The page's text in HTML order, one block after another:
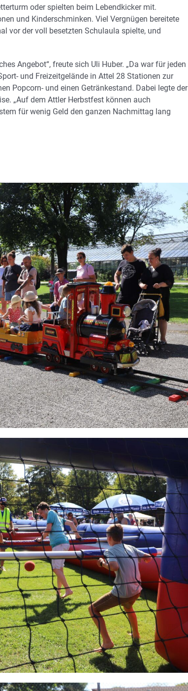
oder spielten beim Lebendkicker mit.
und Kinderschminken. Viel Vergnügen bereitete
vor der voll besetzten Schulaula spielte, und
Angebot“, freute sich Uli Huber. „Da war für jeden
und Freizeitgelände in Attel 28 Stationen zur
Popcorn- und einen Getränkestand. Dabei legte der
„Auf dem Attler Herbstfest können auch
für wenig Geld den ganzen Nachmittag lang